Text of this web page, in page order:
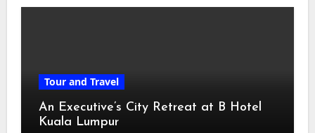
Tour and Travel
An Executive’s City Retreat at B Hotel
Kuala Lumpur